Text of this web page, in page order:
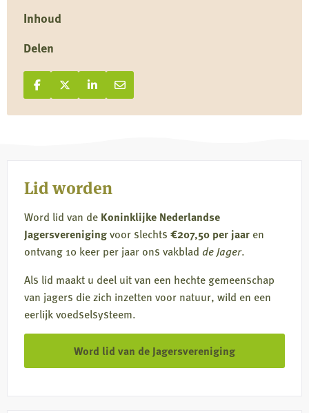
Inhoud
Delen
Deel op Facebook
Deel
op
Deel op X
Deel
op
Deel op LinkedIn
Deel
op
Deel via e-mail
Deel
via
Lid worden
Word lid van de Koninklijke Nederlandse
Jagersverenigingvoor slechts €207,50 per jaar en
ontvang 10 keer per jaar ons vakblad de Jager.
Als lid maakt u deel uit van een hechte gemeenschap
van jagers die zich inzetten voor natuur, wild en een
eerlijk voedselsysteem.
Word lid van de Jagersvereniging